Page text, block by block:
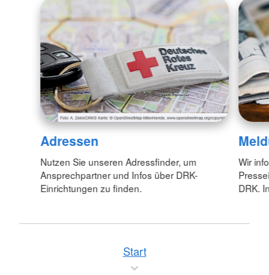
Adressen
Nutzen Sie unseren Adressfinder, um
Ansprechpartner und Infos über DRK-
Einrichtungen zu finden.
Wir
DRK.
Start